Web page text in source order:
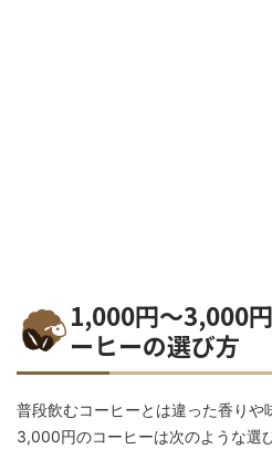
1,000円～3,000
ーヒーの選び方
普段飲むコーヒーとは違った香りや
3,000円のコーヒーは次のような選